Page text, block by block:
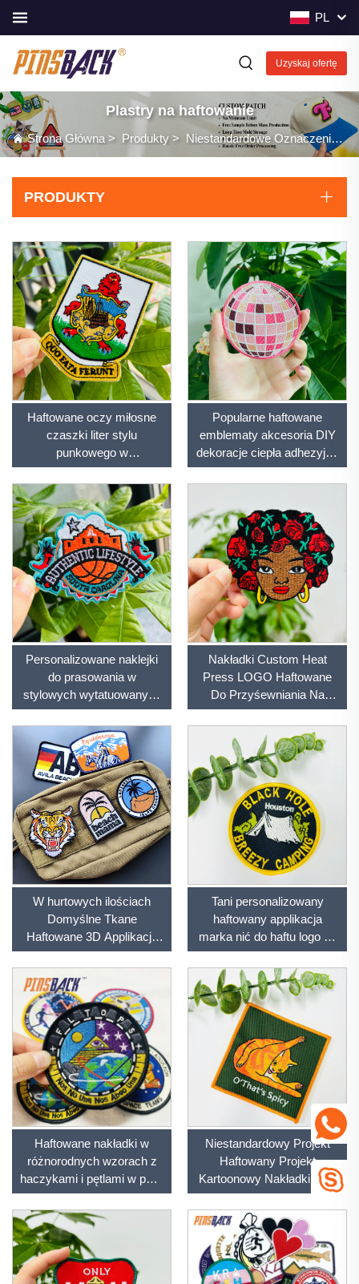
PL
Uzyskaj ofertę
Plastry na haftowanie
Strona Główna> Produkty > Niestandardowe Oznaczenia >
PRODUKTY
Haftowane oczy miłosne
czaszki liter stylu
punkowego w
metallicznym
wykończeniu, akcesoria do
ubrań DIY haftowany
emblemat
Popularne haftowane
emblematy akcesoria DIY
dekoracje ciepła adhezyjne
applikacje różowe
haftowane emblematy do
czapki
Personalizowane naklejki
do prasowania w
stylowych wytatuowanych
ozdobach do dekoracji
ubrań
Nakładki Custom Heat
Press LOGO Haftowane
Do Przyśewniania Na
Odzież Nakładki Custom
Embroidery Patch
W hurtowych ilościach
Domyślne Tkane
Haftowane 3D Applikacja
Haftowany Nakładka Do
Przyklejenia Do Szydełek
Na Szyję
Tani personalizowany
haftowany applikacja
marka nić do haftu logo na
zamówienie custom haft
dla odzieży
Haftowane nakładki w
różnorodnych wzorach z
haczykami i pętlami w pełni
haftowane applikacje dla
czapek, dżinsów,
kamizelek i płaszczy
Niestandardowy Projekt
Haftowany Projekt
Kartoonowy Nakładki Tron
Na Szycie Lub Haftowany
Weaving Custom Patches